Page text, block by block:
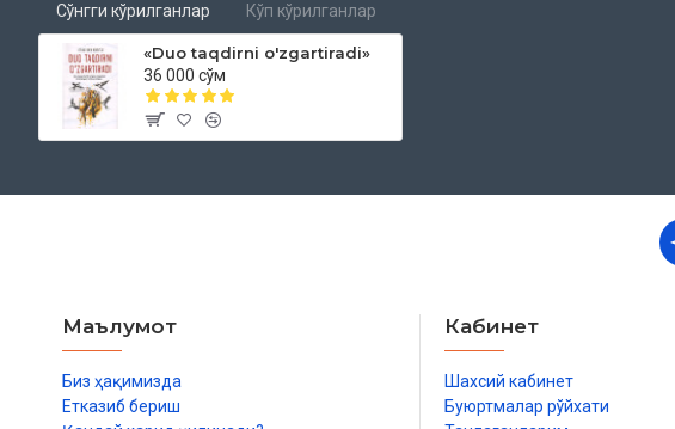
Сўнгги кўрилганлар Кўп кўрилганлар
«Duo taqdirni o'zgartiradi»
36 000 сўм
Маълумот
Биз ҳақимизда
Етказиб бериш
Кабинет
Шахсий кабинет
Буюртмалар рўйхати